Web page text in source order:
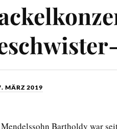
MÄRZ 2019
Bartholdy war